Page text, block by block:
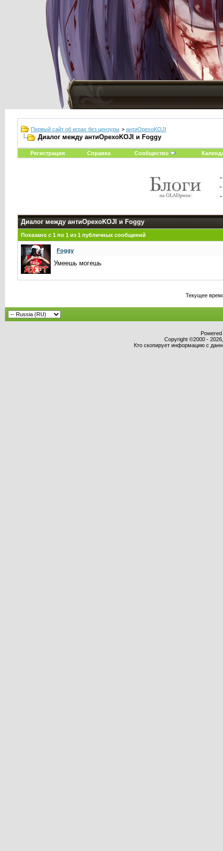
Первый сайт об играх без цензуры > антиOрехоKOJI
Диалог между антиOрехоKOJI и Foggy
Регистрация Справка Сообщество
Диалог между антиOрехоKOJI и Foggy
Показано с 1 по 1из 1публичных сообщений
Foggy
Умеешь могешь
Текущее
Copyright ©2000 -
Кто скопирует информацию с